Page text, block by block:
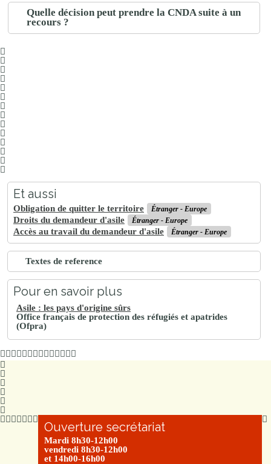
Quelle décision peut prendre la CNDA suite à un
recours ?
Et aussi
Obligation de quitter le territoire Étranger - Europe
Droits du demandeur d'asile Étranger - Europe
Accès au travail du demandeur d'asile Étranger - Europe
Textes de reference
Pour en savoir plus
Asile : les pays d'origine sûrs
Office français de protection des réfugiés et apatrides
(Ofpra)
Ouverture secrétariat
Mardi 8h30-12h00
vendredi 8h30-12h00
et 14h00-16h00